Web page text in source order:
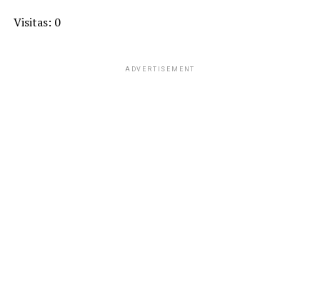
Visitas: 0
ADVERTISEMENT